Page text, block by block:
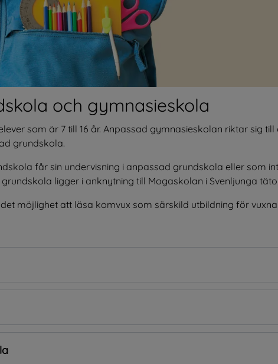
och gymnasieskola
som är 7 till 16 år. Anpassad gymnasieskolan riktar sig till
grundskola.
får sin undervisning i anpassad grundskola eller som
ligger i anknytning till Mogaskolan i Svenljunga
möjlighet att läsa komvux som särskild utbildning för vuxna.